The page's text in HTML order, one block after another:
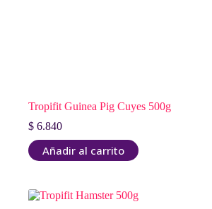
Tropifit Guinea Pig Cuyes 500g
$ 6.840
Añadir al carrito